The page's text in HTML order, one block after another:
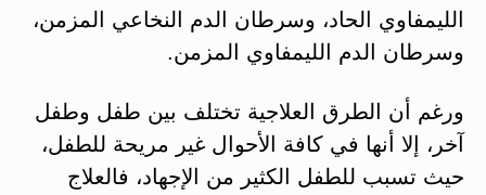
الليمفاوي الحاد، وسرطان الدم النخاعي المزمن،
وسرطان الدم الليمفاوي المزمن.
ورغم أن الطرق العلاجية تختلف بين طفل وطفل
آخر، إلا أنها في كافة الأحوال غير مريحة للطفل،
حيث تسبب للطفل الكثير من الإجهاد، فالعلاج